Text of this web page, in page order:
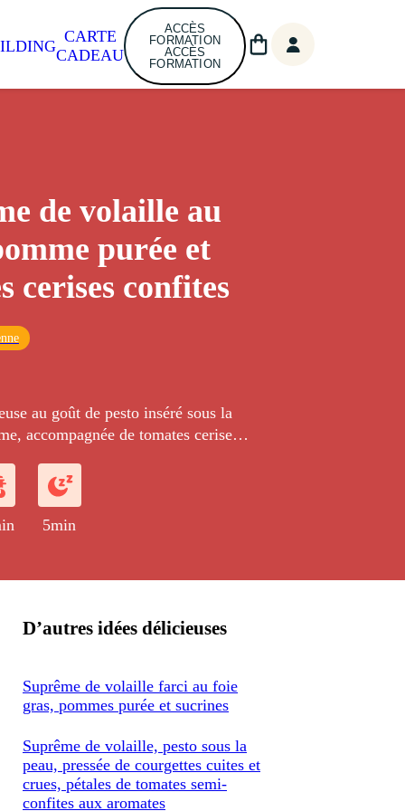
CARTE
CADEAU
ACCÈS
FORMATION
ACCÈS
FORMATION
de volaille au
purée et
cerises confites
au goût de pesto inséré sous la
accompagnée de tomates cerises
dans le jus des tomates, servi avec
de terre simplement écrasées
5min
D’autres idées délicieuses
Suprême de volaille farci au foie
gras, pommes purée et sucrines
Suprême de volaille, pesto sous la
peau, pressée de courgettes cuites et
crues, pétales de tomates semi-
confites aux aromates